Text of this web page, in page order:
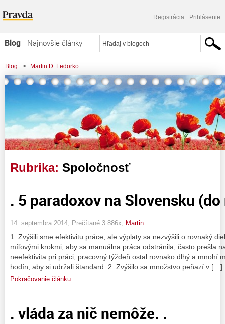
Registrácia Prihlásenie
Blog
Najnovšie články
Najčítanejšie články
Najkomentovanejšie články
Komerčné blogy
Blog > Martin D. Fedorko
Rubrika: Spoločnosť
. 5 paradoxov na Slovensku
14. septembra 2014, Prečítané 3 886x, Martin
1. Zvýšili sme efektivitu práce, ale výplaty sa nezvýšili o rovnaký
míľovými krokmi, aby sa manuálna práca odstránila, často prešla
neefektivita pri práci, pracovný týždeň ostal rovnako dlhý a mnohí
hodín, aby si udržali štandard. 2. Zvýšilo sa množstvo peňazí v […]
Pokračovanie článku
. vláda za nič nemôže. .